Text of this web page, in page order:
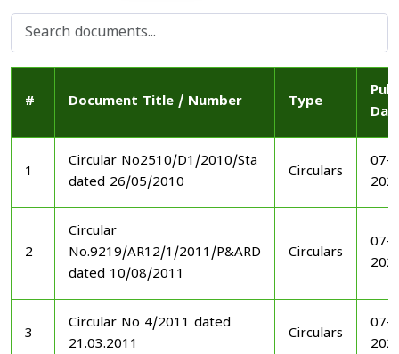
# Document Title / Number Type
1
Circular No2510/D1/2010/Sta
dated 26/05/2010
Circulars
07-
2
Circular
No.9219/AR12/1/2011/P&ARD
dated 10/08/2011
Circulars
07-
3
Circular No 4/2011 dated
21.03.2011
Circulars
07-